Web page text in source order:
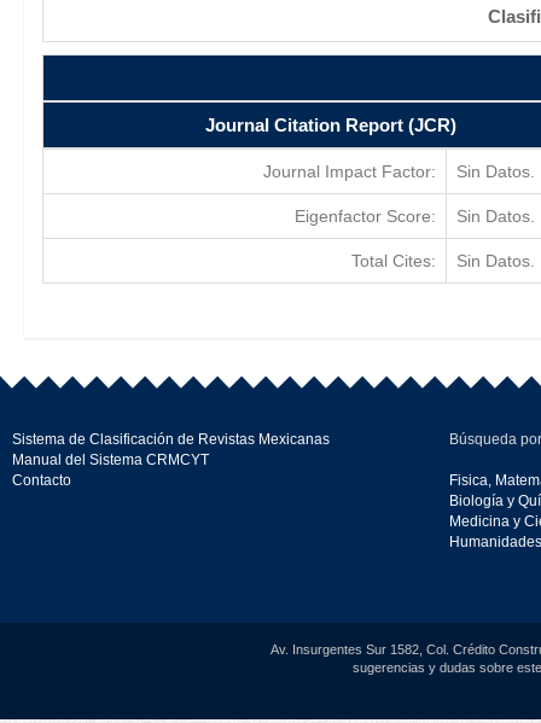
Journal Citation Report (JCR)
Journal Impact Factor: Sin Datos.
Eigenfactor Score: Sin Datos.
Total Cites: Sin Datos.
Sistema de Clasificación de Revistas Mexicanas
Manual del Sistema CRMCYT
Contacto
Búsqueda
Fisica,
Biología y
Medicina y
Av. Insurgentes Sur 1582, Col. Crédito
sugerencias y dudas sobre